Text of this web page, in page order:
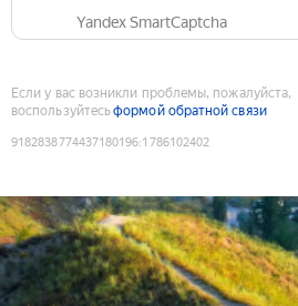
Yandex SmartCaptcha
Если у вас возникли проблемы, пожалуйста,
воспользуйтесьформой обратной связи
9182838774437180196:1786102402